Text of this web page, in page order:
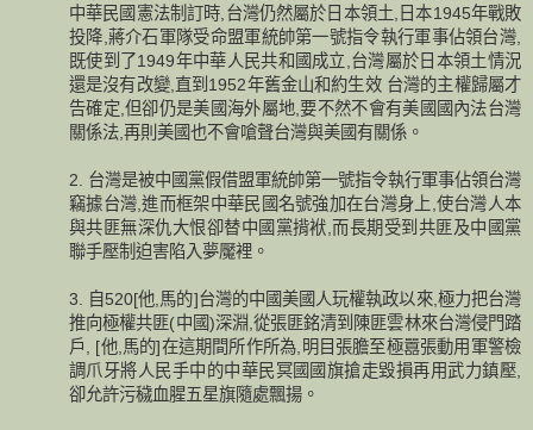
中華民國憲法制訂時,台灣仍然屬於日本領土,日本1945年戰敗
投降,蔣介石軍隊受命盟軍統帥第一號指令執行軍事佔領台灣,
既使到了1949年中華人民共和國成立,台灣屬於日本領土情況
還是沒有改變,直到1952年舊金山和約生效 台灣的主權歸屬才
告確定,但卻仍是美國海外屬地,要不然不會有美國國內法台灣
關係法,再則美國也不會嗆聲台灣與美國有關係。
2. 台灣是被中國黨假借盟軍統帥第一號指令執行軍事佔領台灣
竊據台灣,進而框架中華民國名號強加在台灣身上,使台灣人本
與共匪無深仇大恨卻替中國黨揹袱,而長期受到共匪及中國黨
聯手壓制迫害陷入夢魘裡。
3. 自520[他,馬的]台灣的中國美國人玩權執政以來,極力把台灣
推向極權共匪(中國)深淵,從張匪銘清到陳匪雲林來台灣侵門踏
戶, [他,馬的]在這期間所作所為,明目張膽至極囂張動用軍警檢
調爪牙將人民手中的中華民冥國國旗搶走毀損再用武力鎮壓,
卻允許污穢血腥五星旗隨處飄揚。